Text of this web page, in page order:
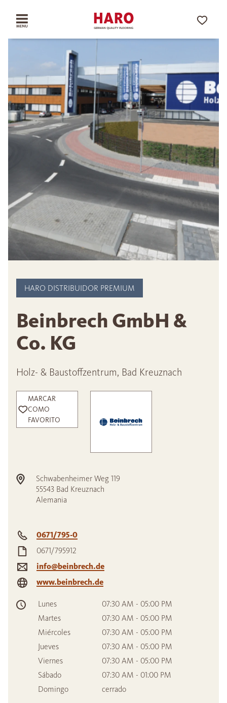
HARO DISTRIBUIDOR PREMIUM
Beinbrech GmbH &
Co. KG
Holz- & Baustoffzentrum, Bad Kreuznach
MARCAR
COMO
FAVORITO
Schwabenheimer Weg 119
55543 Bad Kreuznach
Alemania
0671/795-0
0671/795912
info@beinbrech.de
www.beinbrech.de
Lunes
07:30 AM - 05:00 PM
Martes
07:30 AM - 05:00 PM
Miércoles
07:30 AM - 05:00 PM
Jueves
07:30 AM - 05:00 PM
Viernes
07:30 AM - 05:00 PM
Sábado
07:30 AM - 01:00 PM
Domingo
cerrado